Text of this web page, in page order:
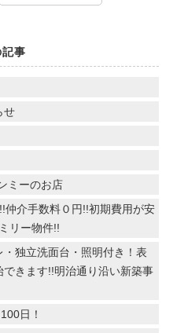
事
せ
ミーのお店
仲介手数料０円!!初期費用が安
リー物件!!
独立洗面台・照明付き！表
きます!!明治通り沿い新築事
日！